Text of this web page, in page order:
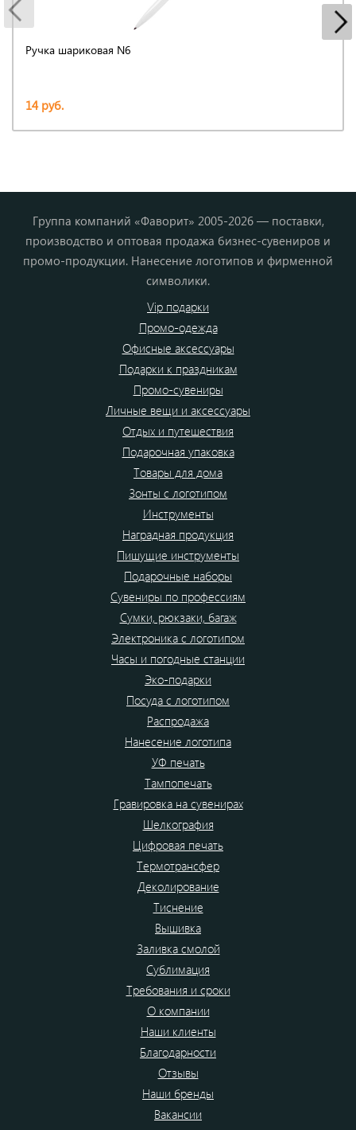
Ручка шариковая N6
14 руб.
Группа компаний «Фаворит» 2005-2026 — поставки,
производство и оптовая продажа бизнес-сувениров и
промо-продукции. Нанесение логотипов и фирменной
символики.
Vip подарки
Промо-одежда
Офисные аксессуары
Подарки к праздникам
Промо-сувениры
Личные вещи и аксессуары
Отдых и путешествия
Подарочная упаковка
Товары для дома
Зонты с логотипом
Инструменты
Наградная продукция
Пишущие инструменты
Подарочные наборы
Сувениры по профессиям
Сумки, рюкзаки, багаж
Электроника с логотипом
Часы и погодные станции
Эко-подарки
Посуда с логотипом
Распродажа
Нанесение логотипа
УФ печать
Тампопечать
Гравировка на сувенирах
Шелкография
Цифровая печать
Термотрансфер
Деколирование
Тиснение
Вышивка
Заливка смолой
Сублимация
Требования и сроки
О компании
Наши клиенты
Благодарности
Отзывы
Наши бренды
Вакансии